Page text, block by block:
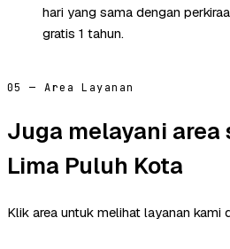
hari yang sama dengan
gratis 1 tahun.
05 — Area Layanan
Juga melayani area
Lima Puluh Kota
Klik area untuk melihat layanan kami